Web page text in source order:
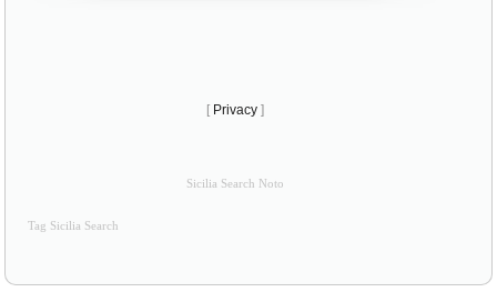
[ Privacy ]
Sicilia Search Noto
Tag Sicilia Search